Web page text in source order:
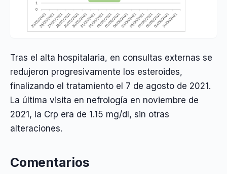
Tras el alta hospitalaria, en consultas externas se
redujeron progresivamente los esteroides,
finalizando el tratamiento el 7 de agosto de 2021.
La última visita en nefrología en noviembre de
2021, la Crp era de 1.15 mg/dl, sin otras
alteraciones.
Comentarios